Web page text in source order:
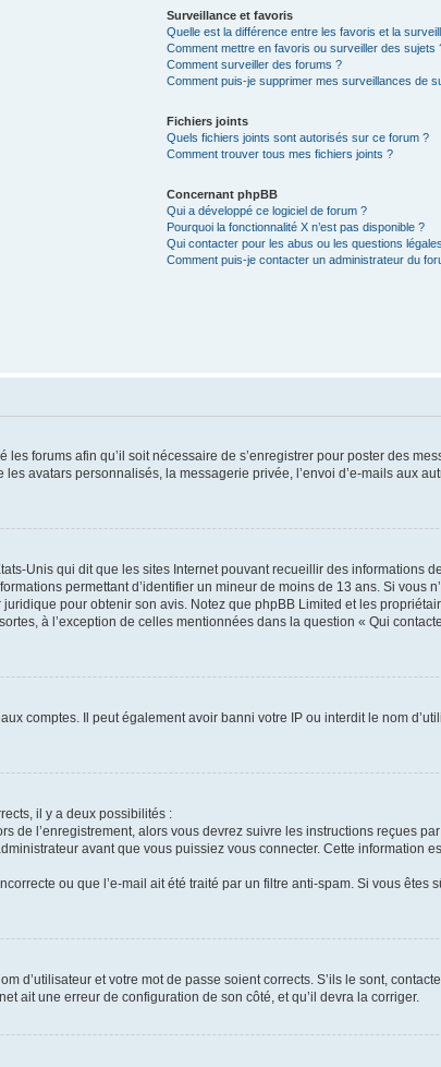
Surveillance et favoris
Quelle est la différence entre les favoris et la
Comment mettre en favoris ou surveiller des sujets
Comment surveiller des forums ?
Comment puis-je supprimer mes surveillances de
Fichiers joints
Quels fichiers joints sont autorisés sur ce forum ?
Comment trouver tous mes fichiers joints ?
Concernant phpBB
Qui a développé ce logiciel de forum ?
Pourquoi la fonctionnalité X n’est pas disponible ?
Qui contacter pour les abus ou les questions
Comment puis-je contacter un administrateur du
forums afin qu’il soit nécessaire de s’enregistrer pour poster des
avatars personnalisés, la messagerie privée, l’envoi d’e-mails aux
Unis qui dit que les sites Internet pouvant recueillir des informations
permettant d’identifier un mineur de moins de 13 ans. Si vous
pour obtenir son avis. Notez que phpBB Limited et les
à l’exception de celles mentionnées dans la question « Qui
comptes. Il peut également avoir banni votre IP ou interdit le nom
il y a deux possibilités :
de l’enregistrement, alors vous devrez suivre les instructions reçues
avant que vous puissiez vous connecter. Cette information
ou que l’e-mail ait été traité par un filtre anti-spam. Si vous êtes
d’utilisateur et votre mot de passe soient corrects. S’ils le sont,
ait une erreur de configuration de son côté, et qu’il devra la corriger.